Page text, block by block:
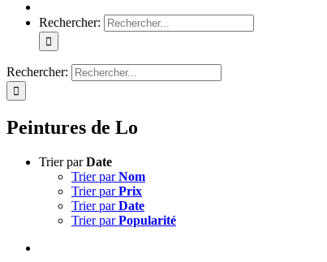
Rechercher:
Rechercher:
Peintures de Lo
Trier parDate
Trier parNom
Trier parPrix
Trier parDate
Trier parPopularité